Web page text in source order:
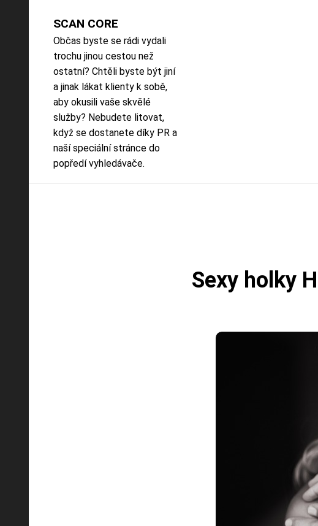
SCAN CORE
Občas byste se rádi vydali
trochu jinou cestou než
ostatní? Chtěli byste být jiní
a jinak lákat klienty k sobě,
aby okusili vaše skvělé
služby? Nebudete litovat,
když se dostanete díky PR a
naší speciální stránce do
popředí vyhledávače.
Sexy holky